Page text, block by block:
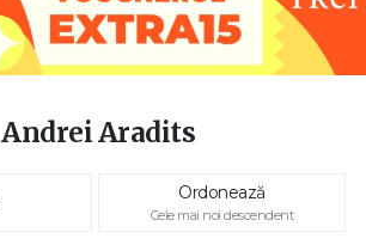
Andrei Aradits
Ordonează
Cele mai noi descendent